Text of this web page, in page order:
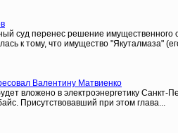
суд перенес решение имущественного
к тому, что имущество "Якуталмаза"
Валентину Матвиенко
вложено в электроэнергетику
Присутствовавший при этом глава...